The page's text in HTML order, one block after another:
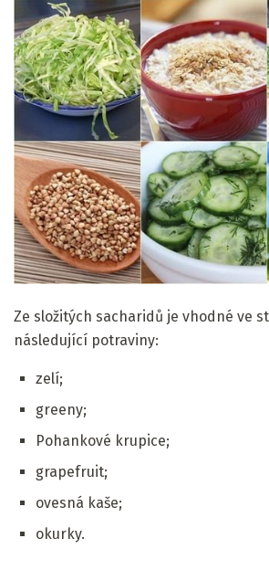
Ze složitých sacharidů je vhodné ve
následující potraviny:
zelí;
greeny;
Pohankové krupice;
grapefruit;
ovesná kaše;
okurky.